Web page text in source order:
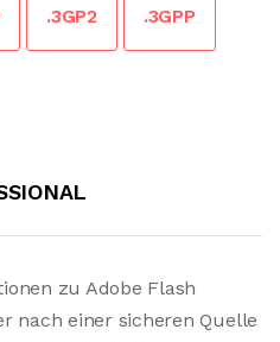
.3GP2 .3GPP
zu Adobe Flash
nach einer sicheren Quelle